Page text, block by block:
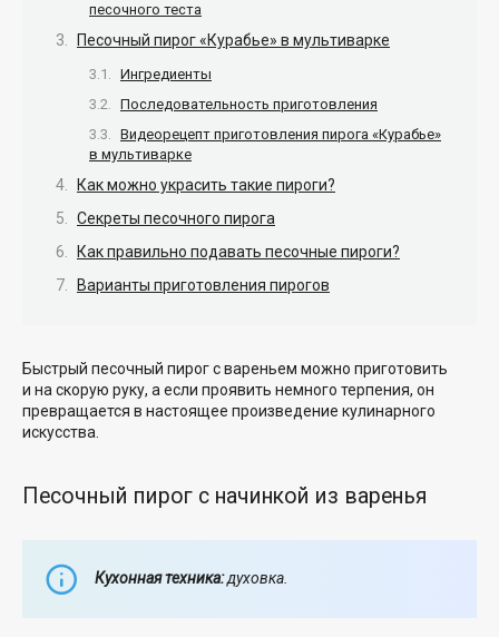
песочного теста
Песочный пирог «Курабье» в мультиварке
Ингредиенты
Последовательность приготовления
Видеорецепт приготовления пирога «Курабье»
в мультиварке
Как можно украсить такие пироги?
Секреты песочного пирога
Как правильно подавать песочные пироги?
Варианты приготовления пирогов
Быстрый песочный пирог с вареньем можно приготовить
и на скорую руку, а если проявить немного терпения, он
превращается в настоящее произведение кулинарного
искусства.
Песочный пирог с начинкой из варенья
Кухонная техника:духовка.